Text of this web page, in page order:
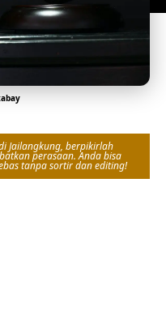
Jailangkung, berpikirlah
perasaan. Anda bisa
tanpa sortir dan editing!